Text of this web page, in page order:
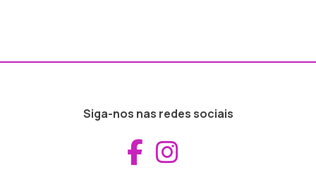
Siga-nos nas redes sociais
Aceder ao